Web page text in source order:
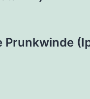
Prunkwinde